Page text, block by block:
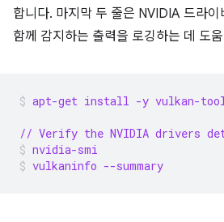
합니다. 마지막 두 줄은 NVIDIA 드라이
함께 감지하는 출력을 로깅하는 데 도
apt-get install -y vulkan-
// Verify the NVIDIA drivers
nvidia-smi
vulkaninfo --summary